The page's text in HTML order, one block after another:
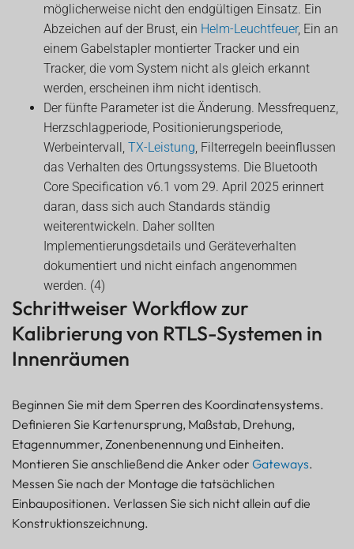
möglicherweise nicht den endgültigen Einsatz. Ein
Abzeichen auf der Brust, ein Helm-Leuchtfeuer, Ein an
einem Gabelstapler montierter Tracker und ein
Tracker, die vom System nicht als gleich erkannt
werden, erscheinen ihm nicht identisch.
Der fünfte Parameter ist die Änderung. Messfrequenz,
Herzschlagperiode, Positionierungsperiode,
Werbeintervall, TX-Leistung , Filterregeln beeinflussen
das Verhalten des Ortungssystems. Die Bluetooth
Core Specification v6.1 vom 29. April 2025 erinnert
daran, dass sich auch Standards ständig
weiterentwickeln. Daher sollten
Implementierungsdetails und Geräteverhalten
dokumentiert und nicht einfach angenommen
werden. (4)
Schrittweiser Workflow zur
Kalibrierung von RTLS-Systemen in
Innenräumen
Beginnen Sie mit dem Sperren des Koordinatensystems.
Definieren Sie Kartenursprung, Maßstab, Drehung,
Etagennummer, Zonenbenennung und Einheiten.
Montieren Sie anschließend die Anker oder Gateways.
Messen Sie nach der Montage die tatsächlichen
Einbaupositionen. Verlassen Sie sich nicht allein auf die
Konstruktionszeichnung.